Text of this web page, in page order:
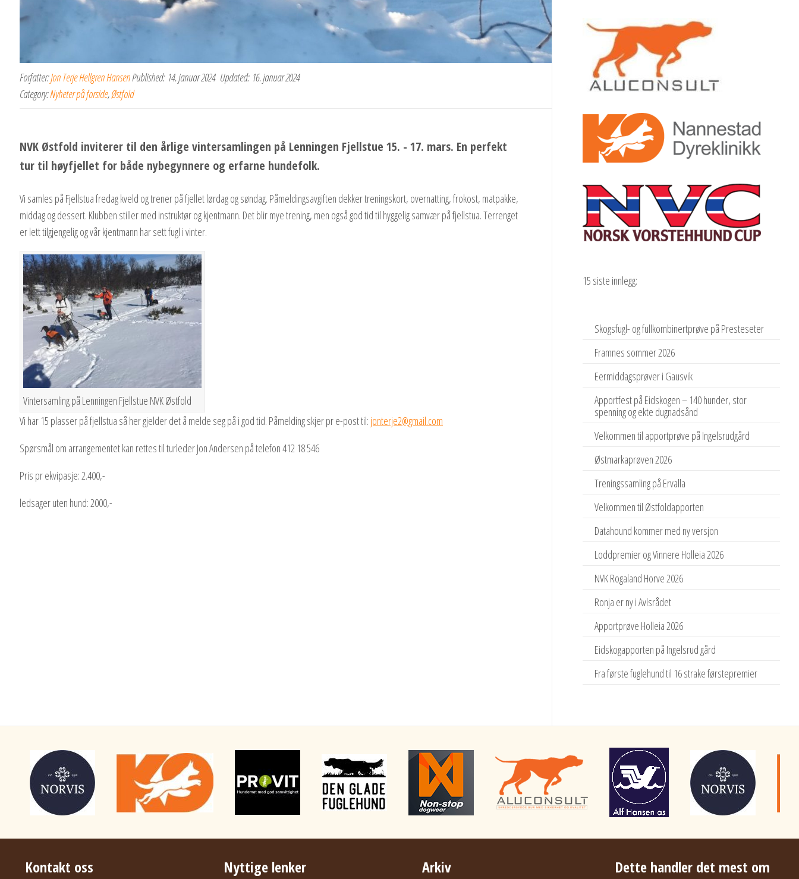
Forfatter:Jon Terje Hellgren HansenPublished: 14. januar 2024 Updated: 16. januar 2024
Category:Nyheter på forside,Østfold
NVK Østfold inviterer til den årlige vintersamlingen på Lenningen Fjellstue 15. - 17. mars. En perfekt
tur til høyfjellet for både nybegynnere og erfarne hundefolk.
Vi samles på Fjellstua fredag kveld og trener på fjellet lørdag og søndag. Påmeldingsavgiften dekker treningskort, overnatting, frokost, matpakke,
middag og dessert. Klubben stiller med instruktør og kjentmann. Det blir mye trening, men også god tid til hyggelig samvær på fjellstua. Terrenget
er lett tilgjengelig og vår kjentmann har sett fugl i vinter.
Vintersamling på Lenningen Fjellstue NVK Østfold
Vi har 15 plasser på fjellstua så her gjelder det å melde seg på i god tid. Påmelding skjer pr e-post til: jonterje2@gmail.com
Spørsmål om arrangementet kan rettes til turleder Jon Andersen på telefon 412 18 546
Pris pr ekvipasje: 2.400,-
ledsager uten hund: 2000,-
15 siste innlegg:
Skogsfugl- og fullkombinertprøve på Presteseter
Framnes sommer 2026
Eermiddagsprøver i Gausvik
Apportfest på Eidskogen – 140 hunder, stor
spenning og ekte dugnadsånd
Velkommen til apportprøve på Ingelsrudgård
Østmarkaprøven 2026
Treningssamling på Ervalla
Velkommen til Østfoldapporten
Datahound kommer med ny versjon
Loddpremier og Vinnere Holleia 2026
NVK Rogaland Horve 2026
Ronja er ny i Avlsrådet
Apportprøve Holleia 2026
Eidskogapporten på Ingelsrud gård
Fra første fuglehund til 16 strake førstepremier
Kontakt oss Nyttige lenker Arkiv Dette handler det mest om